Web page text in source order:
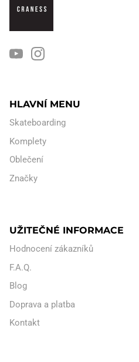
HLAVNÍ MENU
Skateboarding
Komplety
Oblečení
Značky
UŽITEČNÉ INFORMACE
Hodnocení zákazníků
F.A.Q.
Blog
Doprava a platba
Kontakt